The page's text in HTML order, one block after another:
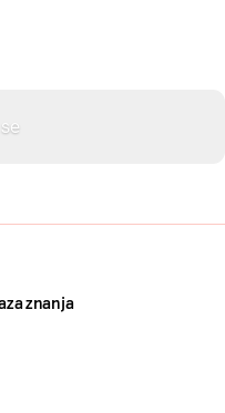
znanja